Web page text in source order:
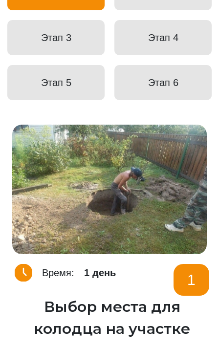
Этап 3 Этап 4
Этап 5 Этап 6
Время: 1 день 1
Выбор места для
колодца на участке